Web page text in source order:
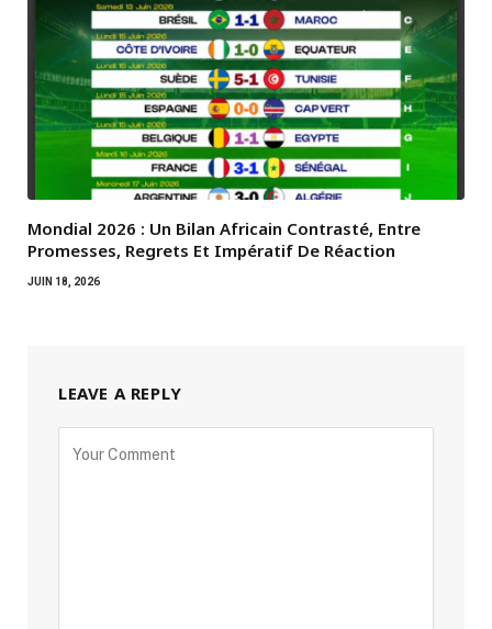
Mondial 2026 : Un Bilan Africain Contrasté, Entre
Promesses, Regrets Et Impératif De Réaction
JUIN 18, 2026
LEAVE A REPLY